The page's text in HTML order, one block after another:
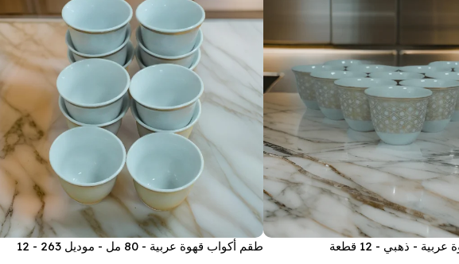
- ذهبي - 12 قطعة
طقم أكواب قهوة عربية - 80 مل - موديل 263 - 12